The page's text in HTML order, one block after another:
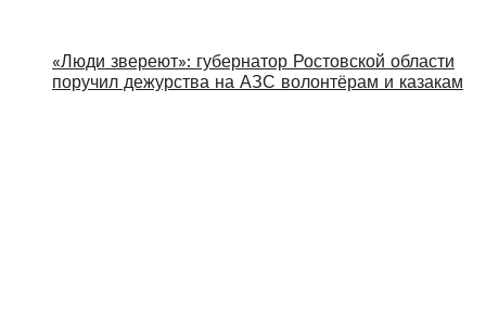
«Люди звереют»: губернатор Ростовской области
поручил дежурства на АЗС волонтёрам и казакам